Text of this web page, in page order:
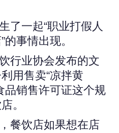
了一起“职业打假人
事情出现。
行业协会发布的文
用售卖“凉拌黄
品销售许可证这个规
。
餐饮店如果想在店